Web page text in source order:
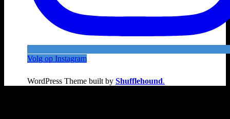
Volg op Instagram
WordPress Theme built by Shufflehound.